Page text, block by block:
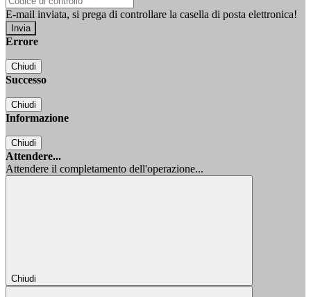
E-mail inviata, si prega di controllare la casella di posta elettronica!
Errore
Chiudi
Successo
Chiudi
Informazione
Chiudi
Attendere...
Attendere il completamento dell'operazione...
Chiudi